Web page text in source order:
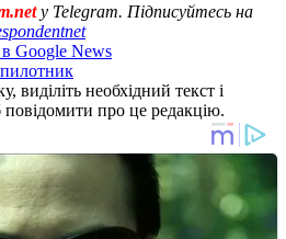
у Telegram. Підписуйтесь на
Google News
необхідний текст і
про це редакцію.